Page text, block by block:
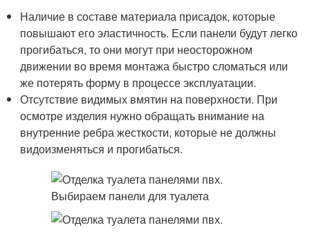
Наличие в составе материала присадок, которые
повышают его эластичность. Если панели будут легко
прогибаться, то они могут при неосторожном
движении во время монтажа быстро сломаться или
же потерять форму в процессе эксплуатации.
Отсутствие видимых вмятин на поверхности. При
осмотре изделия нужно обращать внимание на
внутренние ребра жесткости, которые не должны
видоизменяться и прогибаться.